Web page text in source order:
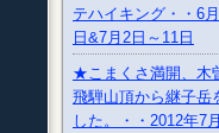
テハイキング・・6
日&7月2日～11日
★こまくさ満開、木
飛騨山頂から継子岳
した。・・2012年7